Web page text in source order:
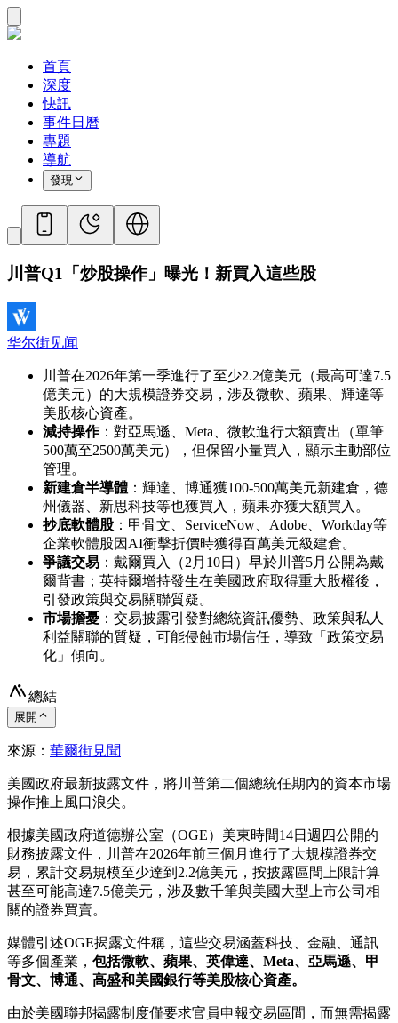
首頁
深度
快訊
事件日曆
專題
導航
發現
川普Q1「炒股操作」曝光！新買入這些股
华尔街见闻
川普在2026年第一季進行了至少2.2億美元（最高可達7.5
億美元）的大規模證券交易，涉及微軟、蘋果、輝達等
美股核心資產。
減持操作：對亞馬遜、Meta、微軟進行大額賣出（單筆
500萬至2500萬美元），但保留小量買入，顯示主動部位
管理。
新建倉半導體 ：輝達、博通獲100-500萬美元新建倉，德
州儀器、新思科技等也獲買入，蘋果亦獲大額買入。
抄底軟體股 ：甲骨文、ServiceNow、Adobe、Workday等
企業軟體股因AI衝擊折價時獲得百萬美元級建倉。
爭議交易 ：戴爾買入（2月10日）早於川普5月公開為戴
爾背書；英特爾增持發生在美國政府取得重大股權後，
引發政策與交易關聯質疑。
市場擔憂 ：交易披露引發對總統資訊優勢、政策與私人
利益關聯的質疑，可能侵蝕市場信任，導致「政策交易
化」傾向。
總結
展開
來源： 華爾街見聞
美國政府最新披露文件，將川普第二個總統任期內的資本市場
操作推上風口浪尖。
根據美國政府道德辦公室（OGE）美東時間14日週四公開的
財務披露文件，川普在2026年前三個月進行了大規模證券交
易，累計交易規模至少達到2.2億美元，按披露區間上限計算
甚至可能高達7.5億美元，涉及數千筆與美國大型上市公司相
關的證券買賣。
媒體引述OGE揭露文件稱，這些交易涵蓋科技、金融、通訊
等多個產業， 包括微軟、蘋果、英偉達、Meta、亞馬遜、甲
骨文、博通、高盛和美國銀行等美股核心資產。
由於美國聯邦揭露制度僅要求官員申報交易區間，而無需揭露